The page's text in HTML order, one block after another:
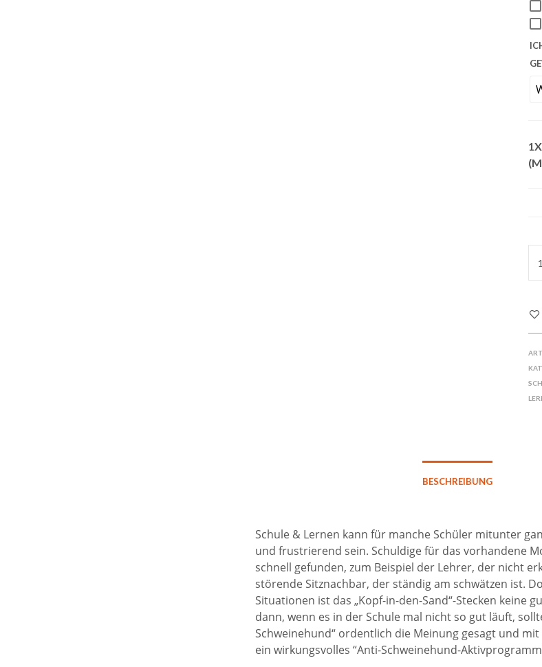
1X
BESCHREIBUNG
Schule & Lernen kann für manche Schüler mitunter
und frustrierend sein. Schuldige für das vorhandene
schnell gefunden, zum Beispiel der Lehrer, der nicht
störende Sitznachbar, der ständig am schwätzen ist.
Situationen ist das „Kopf-in-den-Sand“-Stecken keine
dann, wenn es in der Schule mal nicht so gut läuft,
Schweinehund“ ordentlich die Meinung gesagt und
ein wirkungsvolles “Anti-Schweinehund-